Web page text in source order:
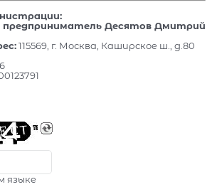
предприниматель Десятов Дмитрий
115569, г. Москва, Каширское ш., д.80
языке